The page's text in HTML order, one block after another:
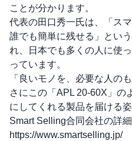
ことが分かります。
代表の田口秀一氏は、「ス
誰でも簡単に残せる」とい
れ、日本でも多くの人に使
っています。
「良いモノを、必要な人の
さにこの「APL 20-60X」の
にしてくれる製品を届ける
Smart Selling合同会社の詳
https://www.smartselling.jp/